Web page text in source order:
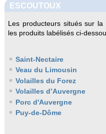
ESCOUTOUX
Les producteurs situés sur
les produits labélisés ci-
Saint-Nectaire
Veau du Limousin
Volailles du Forez
Volailles d’Auvergne
Porc d'Auvergne
Puy-de-Dôme